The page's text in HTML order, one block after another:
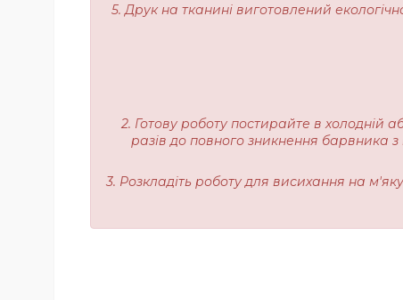
5. Друк на тканині виготовлений
2. Готову роботу постирайте в холодній
разів до повного зникнення барвника
3. Розкладіть роботу для висихання на